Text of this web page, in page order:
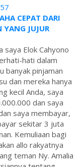
CEPAT DARI
YANG JUJUR
saya Elok Cahyono
hati dalam
banyak pinjaman
dan mereka hanya
kecil Anda, saya
dan saya
saya membayar,
sekitar 3 juta
Kemuliaan bagi
allo rakyatnya
teman Ny. Amalia